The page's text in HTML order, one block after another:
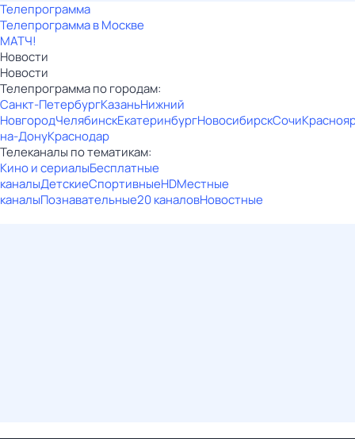
Телепрограмма
Телепрограмма в Москве
МАТЧ!
Новости
Новости
Телепрограмма по городам:
Санкт-ПетербургКазаньНижний
НовгородЧелябинскЕкатеринбургНовосибирскСочи
на-ДонуКраснодар
Телеканалы по тематикам:
Кино и сериалыБесплатные
каналыДетскиеСпортивныеHDМестные
каналыПознавательные20 каналовНовостные